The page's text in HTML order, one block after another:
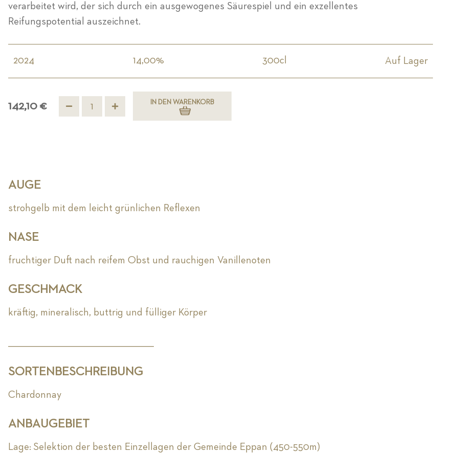
verarbeitet wird, der sich durch ein ausgewogenes Säurespiel und ein exzellentes
Reifungspotential auszeichnet.
2024 14,00% 300cl Auf Lager
142,10 € IN DEN WARENKORB
AUGE
strohgelb mit dem leicht grünlichen Reflexen
NASE
fruchtiger Duft nach reifem Obst und rauchigen Vanillenoten
GESCHMACK
kräftig, mineralisch, buttrig und fülliger Körper
SORTENBESCHREIBUNG
Chardonnay
ANBAUGEBIET
Lage: Selektion der besten Einzellagen der Gemeinde Eppan (450-550m)